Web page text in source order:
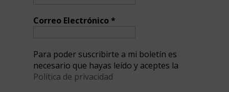
Correo Electrónico*
Para poder suscribirte a mi boletín es
necesario que hayas leído y aceptes la
Política de privacidad